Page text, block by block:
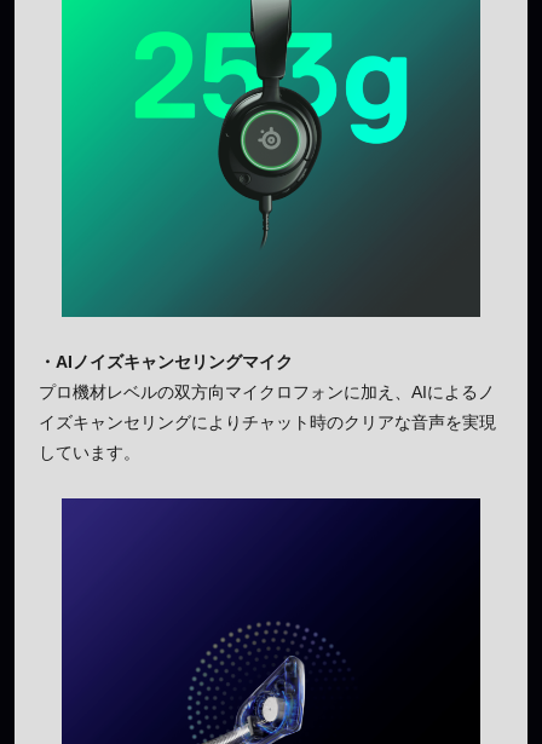
・AIノイズキャンセリングマイク
プロ機材レベルの双方向マイクロフォンに加え、AIによるノ
イズキャンセリングによりチャット時のクリアな音声を実現
しています。